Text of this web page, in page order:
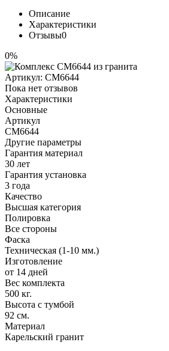
Описание
Характеристики
Отзывы0
0%
Артикул: CM6644
Пока нет отзывов
Характеристики
Основные
Артикул
CM6644
Другие параметры
Гарантия материал
30 лет
Гарантия установка
3 года
Качество
Высшая категория
Полировка
Все стороны
Фаска
Техническая (1-10 мм.)
Изготовление
от 14 дней
Вес комплекта
500 кг.
Высота с тумбой
92 см.
Материал
Карельский гранит